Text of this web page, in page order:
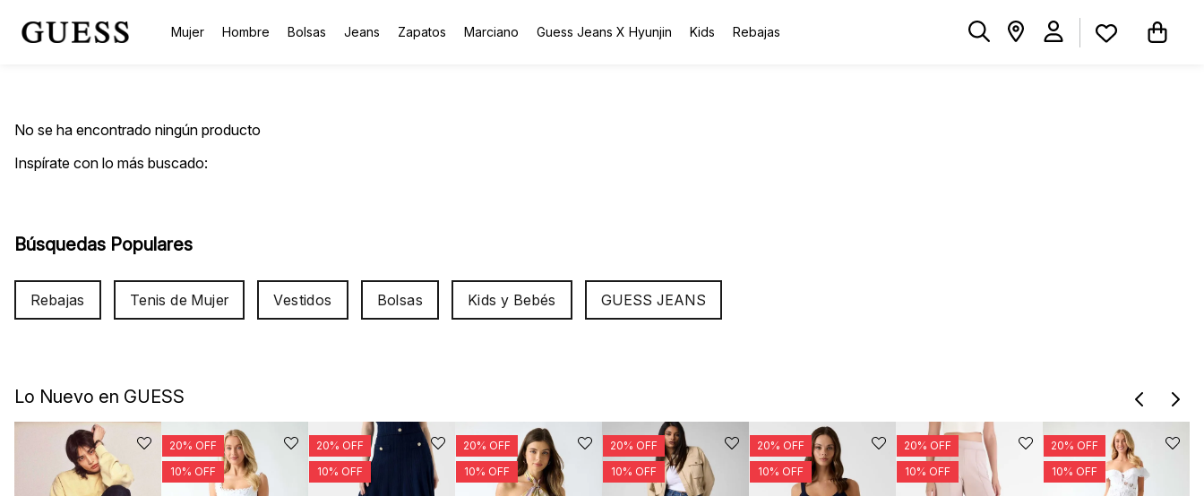
Mujer Hombre Bolsas Jeans Zapatos Marciano Guess Jeans X Hyunjin Kids Rebajas
No se ha encontrado ningún producto
Inspírate con lo más buscado:
Búsquedas Populares
Rebajas Tenis de Mujer Vestidos Bolsas Kids y Bebés GUESS JEANS
Lo Nuevo en GUESS